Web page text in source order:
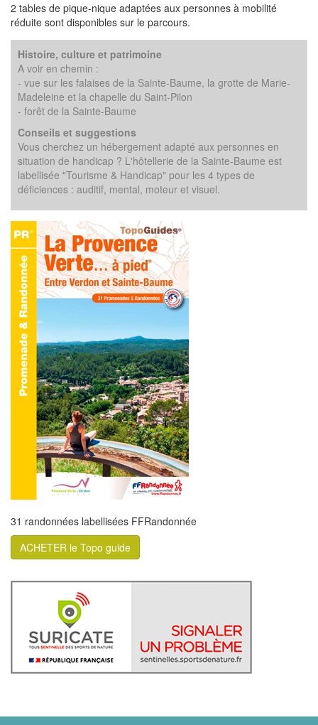
2 tables de pique-nique adaptées aux personnes à mobilité
réduite sont disponibles sur le parcours.
Histoire, culture et patrimoine
A voir en chemin :
- vue sur les falaises de la Sainte-Baume, la grotte de Marie-
Madeleine et la chapelle du Saint-Pilon
- forêt de la Sainte-Baume
Conseils et suggestions
Vous cherchez un hébergement adapté aux personnes en
situation de handicap ? L'hôtellerie de la Sainte-Baume est
labellisée "Tourisme & Handicap" pour les 4 types de
déficiences : auditif, mental, moteur et visuel.
31 randonnées labellisées FFRandonnée
ACHETER le Topo guide